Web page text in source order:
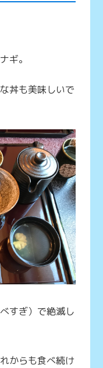
ギ。
丼も美味しいで
すぎ）で絶滅し
からも食べ続け